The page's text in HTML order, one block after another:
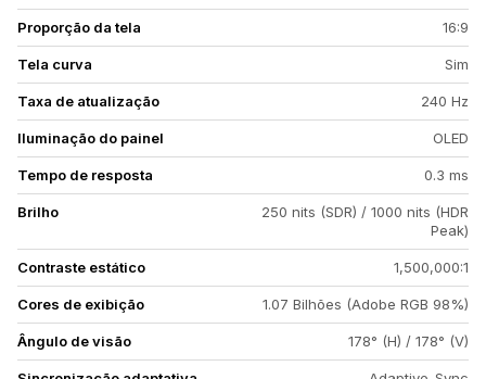
Proporção da tela 16:9
Tela curva Sim
Taxa de atualização 240 Hz
Iluminação do painel OLED
Tempo de resposta 0.3 ms
Brilho
250 nits (SDR) / 1000 nits (HDR
Peak)
Contraste estático 1,500,000:1
Cores de exibição 1.07 Bilhões (Adobe RGB 98%)
Ângulo de visão 178° (H) / 178° (V)